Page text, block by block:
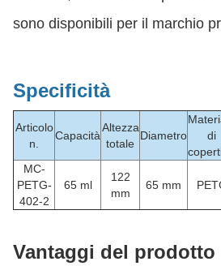
sono disponibili per il marchio
Specificità
Articolo
n.
Capacità
Altezza
totale
Diametro
di
MC-
PETG-
402-2
65 ml
122
mm
65 mm
Vantaggi del prodotto